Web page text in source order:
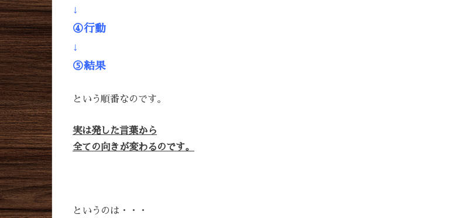
↓
④行動
↓
⑤結果
という順番なのです。
実は発した言葉から
全ての向きが変わるのです。
というのは・・・